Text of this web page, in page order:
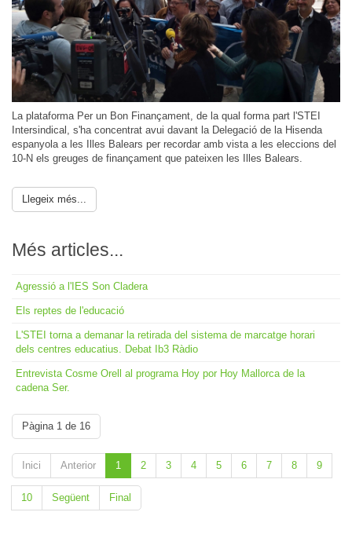
La plataforma Per un Bon Finançament, de la qual forma part l'STEI
Intersindical, s'ha concentrat avui davant la Delegació de la Hisenda
espanyola a les Illes Balears per recordar amb vista a les eleccions del
10-N els greuges de finançament que pateixen les Illes Balears.
Llegeix més...
Més articles...
Agressió a l'IES Son Cladera
Els reptes de l'educació
L'STEI torna a demanar la retirada del sistema de marcatge horari
dels centres educatius. Debat Ib3 Ràdio
Entrevista Cosme Orell al programa Hoy por Hoy Mallorca de la
cadena Ser.
Pàgina 1 de 16
Inici Anterior 1 2 3 4 5 6 7 8 9
10 Següent Final